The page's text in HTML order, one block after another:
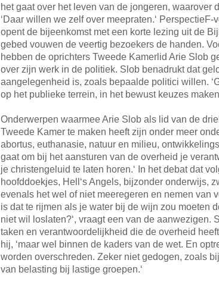
het gaat over het leven van de jongeren, waarover
‘Daar willen we zelf over meepraten.‘ PerspectieF-
opent de bijeenkomst met een korte lezing uit de
gebed vouwen de veertig bezoekers de handen.
hebben de oprichters Tweede Kamerlid Arie Slob
over zijn werk in de politiek. Slob benadrukt dat
aangelegenheid is, zoals bepaalde politici willen.
op het publieke terrein, in het bewust keuzes
Onderwerpen waarmee Arie Slob als lid van de
Tweede Kamer te maken heeft zijn onder meer
abortus, euthanasie, natuur en milieu,
gaat om bij het aansturen van de overheid je
je christengeluid te laten horen.‘ In het debat dat
hoofddoekjes, Hell‘s Angels, bijzonder onderwijs,
evenals het wel of niet meeregeren en nemen van
is dat te rijmen als je water bij de wijn zou moeten
niet wil loslaten?‘, vraagt een van de aanwezigen.
taken en verantwoordelijkheid die de overheid
hij, ‘maar wel binnen de kaders van de wet. En
worden overschreden. Zeker niet gedogen, zoals
van belasting bij lastige groepen.‘